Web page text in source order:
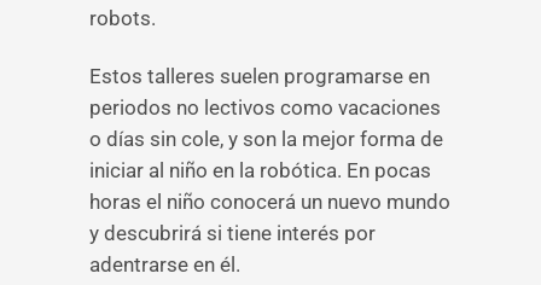
robots.
Estos talleres suelen programarse en
periodos no lectivos como vacaciones
o días sin cole, y son la mejor forma de
iniciar al niño en la robótica. En pocas
horas el niño conocerá un nuevo mundo
y descubrirá si tiene interés por
adentrarse en él.